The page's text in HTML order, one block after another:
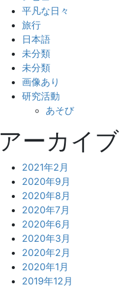
平凡な日々
旅行
日本語
未分類
未分類
画像あり
研究活動
あそび
アーカイブ
2021年2月
2020年9月
2020年8月
2020年7月
2020年6月
2020年3月
2020年2月
2020年1月
2019年12月